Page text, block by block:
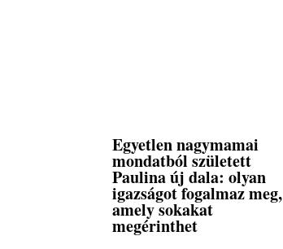
Egyetlen nagymamai
mondatból született
Paulina új dala: olyan
igazságot fogalmaz meg,
amely sokakat
megérinthet